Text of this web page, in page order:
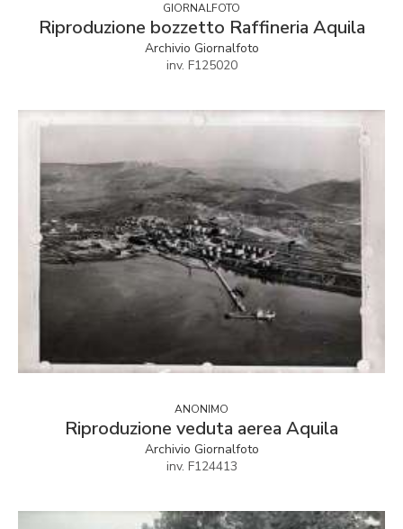
GIORNALFOTO
Riproduzione bozzetto Raffineria Aquila
Archivio Giornalfoto
inv. F125020
ANONIMO
Riproduzione veduta aerea Aquila
Archivio Giornalfoto
inv. F124413